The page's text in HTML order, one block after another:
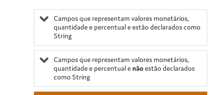
Campos que representam valores monetários,
quantidade e percentual e estão declarados como
String
Campos que representam valores monetários,
quantidade e percentual e nãoestão declarados
como String